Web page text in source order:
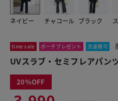
ネイビー チャコール ブラック
time sale ポーチプレゼント 洗濯機可
UVスラブ・セミフレアパン
20
この商品をシェアする
¥3,990
税込¥4,389